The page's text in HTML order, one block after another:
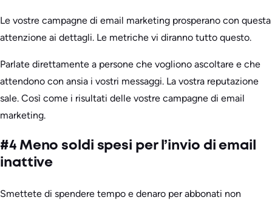
Le vostre campagne di email marketing prosperano con questa
attenzione ai dettagli. Le metriche vi diranno tutto questo.
Parlate direttamente a persone che vogliono ascoltare e che
attendono con ansia i vostri messaggi. La vostra reputazione
sale. Così come i risultati delle vostre campagne di email
marketing.
#4 Meno soldi spesi per l’invio di email
inattive
Smettete di spendere tempo e denaro per abbonati non